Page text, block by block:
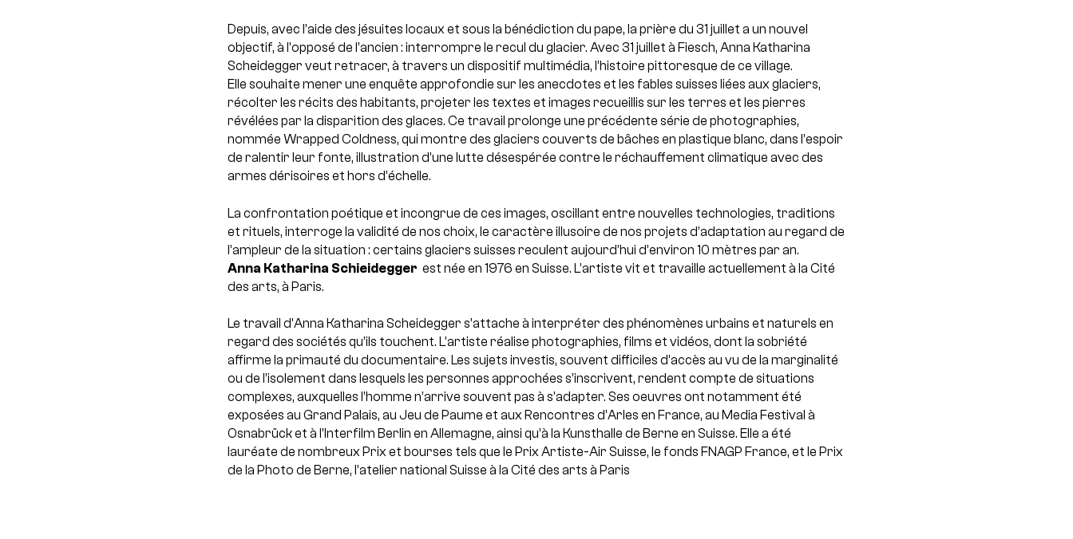
Depuis, avec l’aide des jésuites locaux et sous la bénédiction du pape, la prière du 31 juillet a un nouvel
objectif, à l’opposé de l’ancien : interrompre le recul du glacier. Avec 31 juillet à Fiesch, Anna Katharina
Scheidegger veut retracer, à travers un dispositif multimédia, l’histoire pittoresque de ce village.
Elle souhaite mener une enquête approfondie sur les anecdotes et les fables suisses liées aux glaciers,
récolter les récits des habitants, projeter les textes et images recueillis sur les terres et les pierres
révélées par la disparition des glaces. Ce travail prolonge une précédente série de photographies,
nommée Wrapped Coldness, qui montre des glaciers couverts de bâches en plastique blanc, dans l’espoir
de ralentir leur fonte, illustration d’une lutte désespérée contre le réchauffement climatique avec des
armes dérisoires et hors d’échelle.
La confrontation poétique et incongrue de ces images, oscillant entre nouvelles technologies, traditions
et rituels, interroge la validité de nos choix, le caractère illusoire de nos projets d’adaptation au regard de
l’ampleur de la situation : certains glaciers suisses reculent aujourd’hui d’environ 10 mètres par an.
Anna Katharina Schieidegger est née en 1976 en Suisse. L’artiste vit et travaille actuellement à la Cité
des arts, à Paris.
Le travail d’Anna Katharina Scheidegger s’attache à interpréter des phénomènes urbains et naturels en
regard des sociétés qu’ils touchent. L’artiste réalise photographies, films et vidéos, dont la sobriété
affirme la primauté du documentaire. Les sujets investis, souvent difficiles d’accès au vu de la marginalité
ou de l’isolement dans lesquels les personnes approchées s’inscrivent, rendent compte de situations
complexes, auxquelles l’homme n’arrive souvent pas à s’adapter. Ses oeuvres ont notamment été
exposées au Grand Palais, au Jeu de Paume et aux Rencontres d’Arles en France, au Media Festival à
Osnabrück et à l’Interfilm Berlin en Allemagne, ainsi qu’à la Kunsthalle de Berne en Suisse. Elle a été
lauréate de nombreux Prix et bourses tels que le Prix Artiste-Air Suisse, le fonds FNAGP France, et le Prix
de la Photo de Berne, l’atelier national Suisse à la Cité des arts à Paris